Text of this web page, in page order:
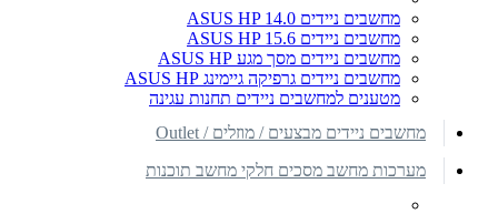
מחשבים ניידים ASUS HP 14.0
מחשבים ניידים ASUS HP 15.6
מחשבים ניידים מסך מגע ASUS HP
מחשבים ניידים גרפיקה גיימינג ASUS HP
מטענים למחשבים ניידים תחנות עגינה
מחשבים ניידים מבצעים / מוזלים / Outlet
מערכות מחשב מסכים חלקי מחשב תוכנות